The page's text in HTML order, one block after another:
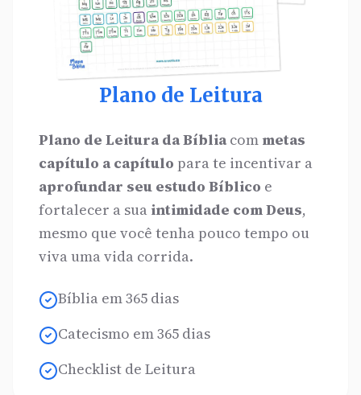
Plano de Leitura
Plano de Leitura da Bíbliacom metas
capítulo a capítulo para te incentivar a
aprofundar seu estudo Bíblico e
fortalecer a sua intimidade com Deus,
mesmo que você tenha pouco tempo ou
viva uma vida corrida.
Bíblia em 365 dias
Catecismo em 365 dias
Checklist de Leitura